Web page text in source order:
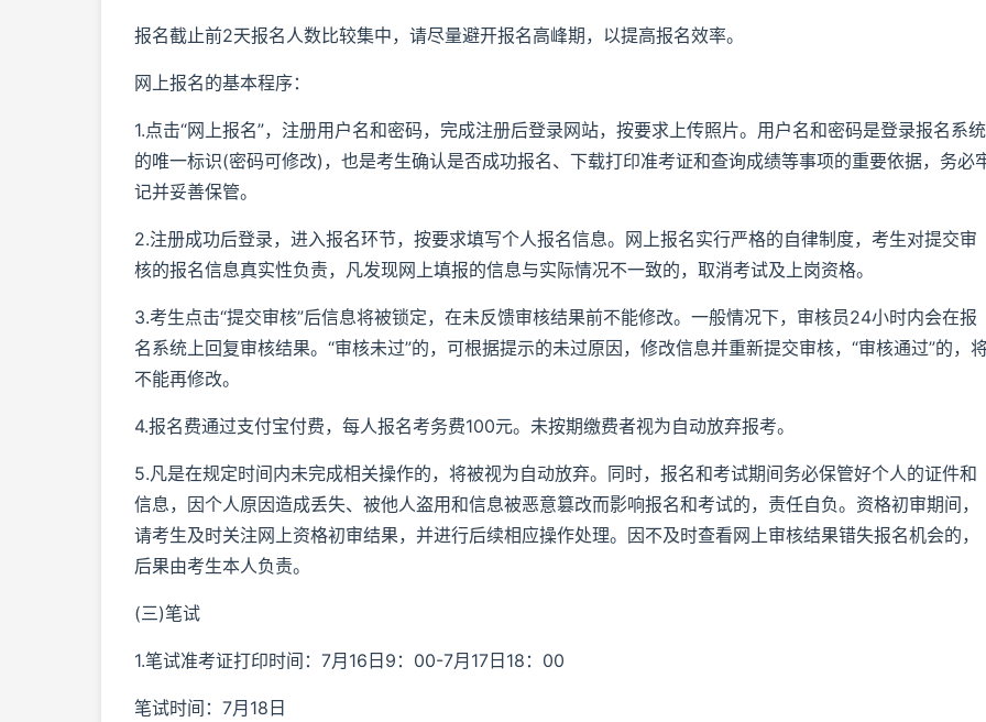
报名截止前2天报名人数比较集中，请尽量避开报名高峰期，以提高报名效率。
网上报名的基本程序：
1.点击“网上报名”，注册用户名和密码，完成注册后登录网站，按要求上传照片。用户名和密码是登录报名系统
的唯一标识(密码可修改)，也是考生确认是否成功报名、下载打印准考证和查询成绩等事项的重要依据，务必
记并妥善保管。
2.注册成功后登录，进入报名环节，按要求填写个人报名信息。网上报名实行严格的自律制度，考生对提交审
核的报名信息真实性负责，凡发现网上填报的信息与实际情况不一致的，取消考试及上岗资格。
3.考生点击“提交审核”后信息将被锁定，在未反馈审核结果前不能修改。一般情况下，审核员24小时内会在报
名系统上回复审核结果。“审核未过”的，可根据提示的未过原因，修改信息并重新提交审核，“审核通过”的，
不能再修改。
4.报名费通过支付宝付费，每人报名考务费100元。未按期缴费者视为自动放弃报考。
5.凡是在规定时间内未完成相关操作的，将被视为自动放弃。同时，报名和考试期间务必保管好个人的证件和
信息，因个人原因造成丢失、被他人盗用和信息被恶意篡改而影响报名和考试的，责任自负。资格初审期间，
请考生及时关注网上资格初审结果，并进行后续相应操作处理。因不及时查看网上审核结果错失报名机会的，
后果由考生本人负责。
(三)笔试
1.笔试准考证打印时间：7月16日9：00-7月17日18：00
笔试时间：7月18日